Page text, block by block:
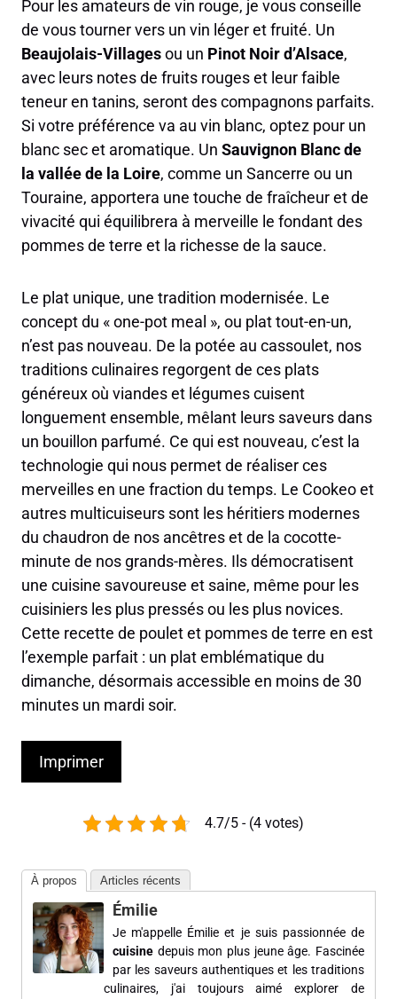
Pour les amateurs de vin rouge, je vous conseille
de vous tourner vers un vin léger et fruité. Un
Beaujolais-Villagesou un Pinot Noir d’Alsace,
avec leurs notes de fruits rouges et leur faible
teneur en tanins, seront des compagnons parfaits.
Si votre préférence va au vin blanc, optez pour un
blanc sec et aromatique. Un Sauvignon Blanc de
la vallée de la Loire, comme un Sancerre ou un
Touraine, apportera une touche de fraîcheur et de
vivacité qui équilibrera à merveille le fondant des
pommes de terre et la richesse de la sauce.
Le plat unique, une tradition modernisée. Le
concept du « one-pot meal », ou plat tout-en-un,
n’est pas nouveau. De la potée au cassoulet, nos
traditions culinaires regorgent de ces plats
généreux où viandes et légumes cuisent
longuement ensemble, mêlant leurs saveurs dans
un bouillon parfumé. Ce qui est nouveau, c’est la
technologie qui nous permet de réaliser ces
merveilles en une fraction du temps. Le Cookeo et
autres multicuiseurs sont les héritiers modernes
du chaudron de nos ancêtres et de la cocotte-
minute de nos grands-mères. Ils démocratisent
une cuisine savoureuse et saine, même pour les
cuisiniers les plus pressés ou les plus novices.
Cette recette de poulet et pommes de terre en est
l’exemple parfait : un plat emblématique du
dimanche, désormais accessible en moins de 30
minutes un mardi soir.
Imprimer
4.7/5 - (4 votes)
À propos Articles récents
Émilie
Je m'appelle Émilie et je suis passionnée de
cuisine depuis mon plus jeune âge. Fascinée
par les saveurs authentiques et les traditions
culinaires, j'ai toujours aimé explorer de